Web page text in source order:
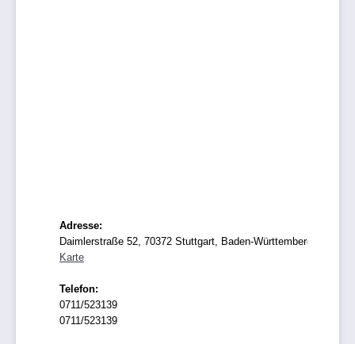
Adresse:
Daimlerstraße 52, 70372 Stuttgart, Baden-Württemberg
Karte
Telefon:
0711/523139
0711/523139